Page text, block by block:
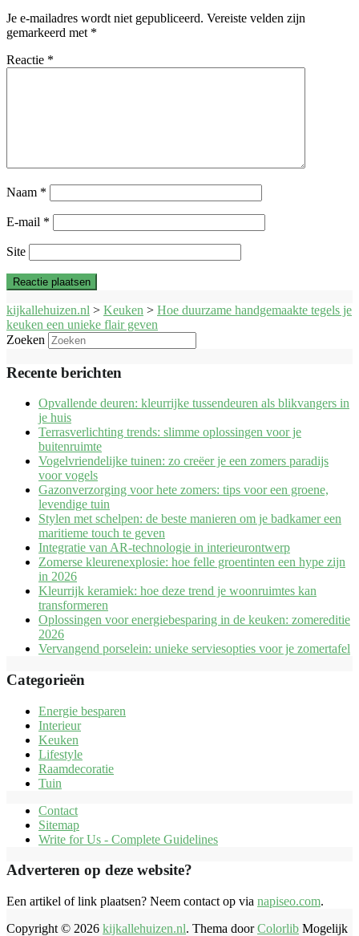
Je e-mailadres wordt niet gepubliceerd. Vereiste velden zijn
gemarkeerd met *
Reactie *
Naam *
E-mail *
Site
kijkallehuizen.nl > Keuken > Hoe duurzame handgemaakte tegels je
keuken een unieke flair geven
Zoeken
Recente berichten
Opvallende deuren: kleurrijke tussendeuren als blikvangers in
je huis
Terrasverlichting trends: slimme oplossingen voor je
buitenruimte
Vogelvriendelijke tuinen: zo creëer je een zomers paradijs
voor vogels
Gazonverzorging voor hete zomers: tips voor een groene,
levendige tuin
Stylen met schelpen: de beste manieren om je badkamer een
maritieme touch te geven
Integratie van AR-technologie in interieurontwerp
Zomerse kleurenexplosie: hoe felle groentinten een hype zijn
in 2026
Kleurrijk keramiek: hoe deze trend je woonruimtes kan
transformeren
Oplossingen voor energiebesparing in de keuken: zomereditie
2026
Vervangend porselein: unieke serviesopties voor je zomertafel
Categorieën
Energie besparen
Interieur
Keuken
Lifestyle
Raamdecoratie
Tuin
Contact
Sitemap
Write for Us - Complete Guidelines
Adverteren op deze website?
Een artikel of link plaatsen? Neem contact op via napiseo.com.
Copyright © 2026 kijkallehuizen.nl. Thema doorColorlib Mogelijk